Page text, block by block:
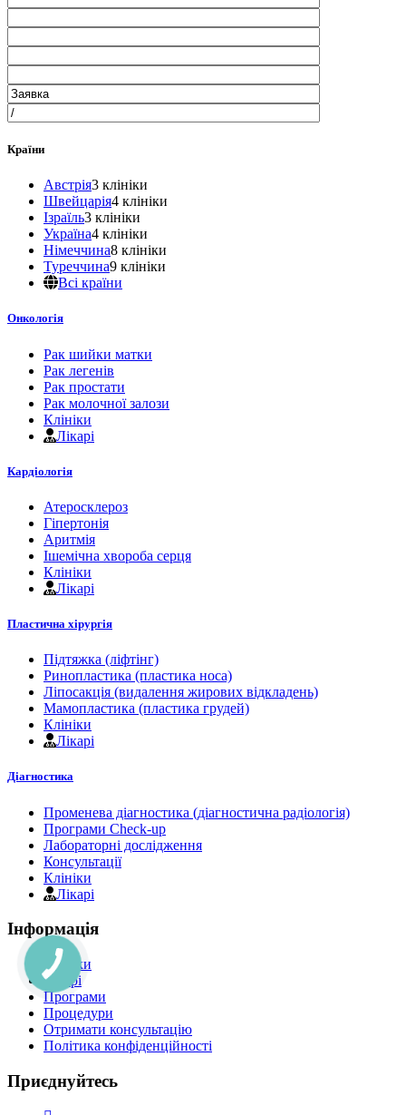
Країни
Австрія3 клініки
Швейцарія4 клініки
Ізраїль3 клініки
Україна4 клініки
Німеччина8 клініки
Туреччина9 клініки
Всі країни
Онкологія
Рак шийки матки
Рак легенів
Рак простати
Рак молочної залози
Клініки
Лікарі
Кардіологія
Атеросклероз
Гіпертонія
Аритмія
Ішемічна хвороба серця
Клініки
Лікарі
Пластична хірургія
Підтяжка (ліфтінг)
Ринопластика (пластика носа)
Ліпосакція (видалення жирових відкладень)
Мамопластика (пластика грудей)
Клініки
Лікарі
Діагностика
Променева діагностика (діагностична радіологія)
Програми Check-up
Лабораторні дослідження
Консультації
Клініки
Лікарі
Інформація
Клініки
Лікарі
Програми
Процедури
Отримати консультацію
Політика конфіденційності
Приєднуйтесь